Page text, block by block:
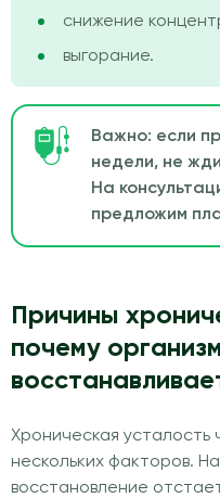
снижение
выгорание.
Важно: если
недели, не
На
предложим
Причины
почему
Хроническая усталость
нескольких факторов.
восстановление